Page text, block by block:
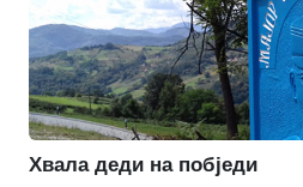
Хвала деди на побједи